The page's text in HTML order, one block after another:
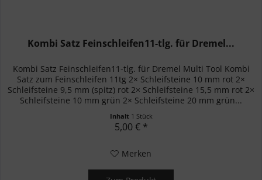
Kombi Satz Feinschleifen11-tlg. für Dremel...
Kombi Satz Feinschleifen11-tlg. für Dremel Multi Tool Kombi
Satz zum Feinschleifen 11tg 2× Schleifsteine 10 mm rot 2×
Schleifsteine 9,5 mm (spitz) rot 2× Schleifsteine 15,5 mm rot 2×
Schleifsteine 10 mm grün 2× Schleifsteine 20 mm grün...
Inhalt 1 Stück
5,00 € *
Merken